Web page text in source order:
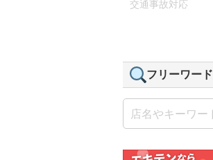
交通事故対応
フリーワード